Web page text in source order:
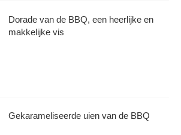
Dorade van de BBQ, een heerlijke en
makkelijke vis
Gekarameliseerde uien van de BBQ